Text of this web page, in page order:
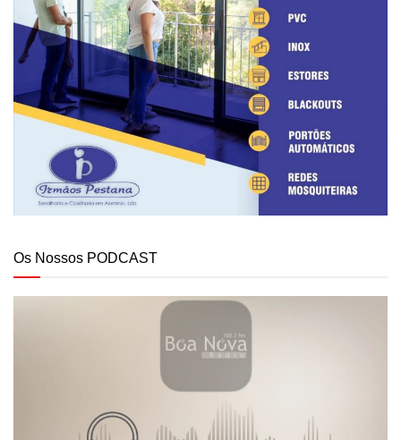
Os Nossos PODCAST